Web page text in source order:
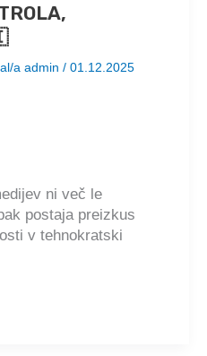
a admin / 01.12.2025
ni več le
postaja preizkus
v tehnokratski